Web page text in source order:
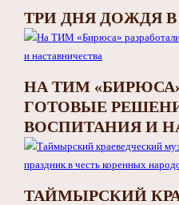
ТРИ ДНЯ ДОЖДЯ
НА ТИМ
ГОТОВЫЕ
ВОСПИТАНИЯ И
ТАЙМЫРСКИЙ